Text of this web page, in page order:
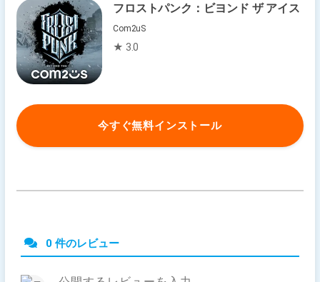
フロストパンク：ビヨンド ザ アイス
Com2uS
★ 3.0
今すぐ無料インストール
0 件のレビュー